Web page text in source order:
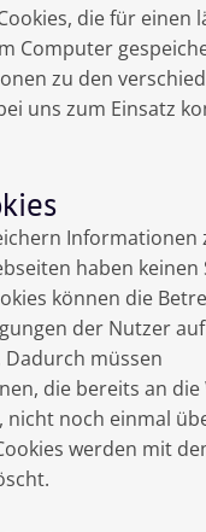
die für einen
Computer
zu den
uns zum Einsatz
Informationen
haben keinen
können die
der Nutzer
Dadurch müssen
die bereits an die
nicht noch einmal
werden mit